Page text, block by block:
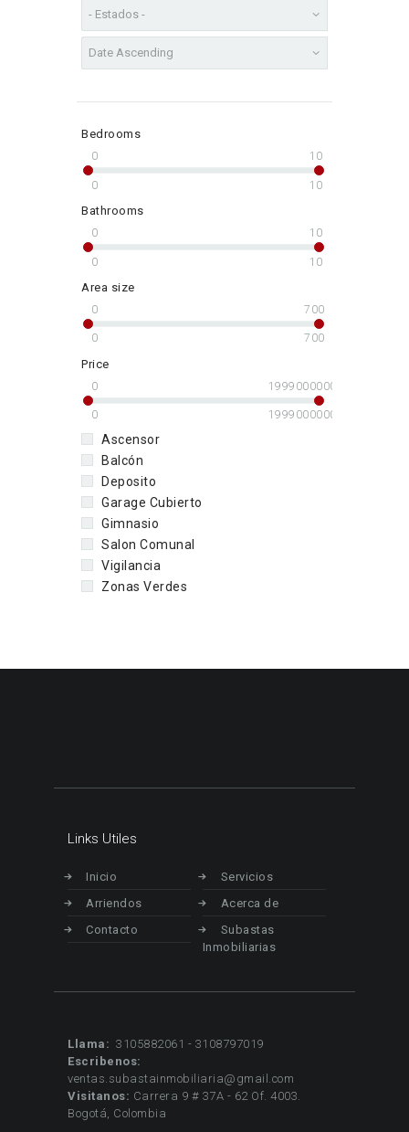
Bedrooms
0 10
0 10
Bathrooms
0 10
0 10
Area size
0 700
0 700
Price
0 1999000000
0 1999000000
Ascensor
Balcón
Deposito
Garage Cubierto
Gimnasio
Salon Comunal
Vigilancia
Zonas Verdes
Links Utiles
Inicio
Servicios
Arriendos
Acerca de
Contacto
Subastas
Inmobiliarias
Llama: 3105882061 - 3108797019
Escribenos:
ventas.subastainmobiliaria@gmail.com
Visitanos: Carrera 9 # 37A - 62 Of. 4003.
Bogotá, Colombia